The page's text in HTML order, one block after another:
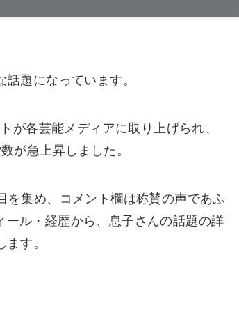
題になっています。
各芸能メディアに取り上げられ、
が急上昇しました。
集め、コメント欄は称賛の声であふ
ル・経歴から、息子さんの話題の詳
す。